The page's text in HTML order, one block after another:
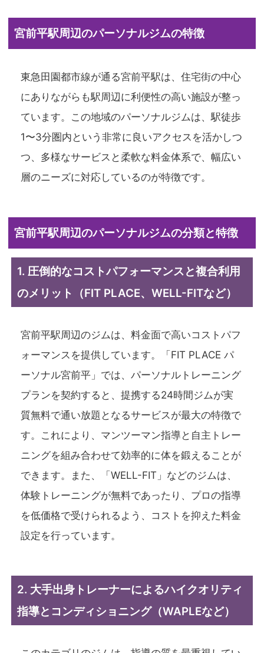
宮前平駅周辺のパーソナルジムの特徴
東急田園都市線が通る宮前平駅は、住宅街の中心
にありながらも駅周辺に利便性の高い施設が整っ
ています。この地域のパーソナルジムは、駅徒歩
1〜3分圏内という非常に良いアクセスを活かしつ
つ、多様なサービスと柔軟な料金体系で、幅広い
層のニーズに対応しているのが特徴です。
宮前平駅周辺のパーソナルジムの分類と特徴
1. 圧倒的なコストパフォーマンスと複合利用
のメリット（FIT PLACE、WELL-FITなど）
宮前平駅周辺のジムは、料金面で高いコストパフ
ォーマンスを提供しています。「FIT PLACE パ
ーソナル宮前平」では、パーソナルトレーニング
プランを契約すると、提携する24時間ジムが実
質無料で通い放題となるサービスが最大の特徴で
す。これにより、マンツーマン指導と自主トレー
ニングを組み合わせて効率的に体を鍛えることが
できます。また、「WELL-FIT」などのジムは、
体験トレーニングが無料であったり、プロの指導
を低価格で受けられるよう、コストを抑えた料金
設定を行っています。
2. 大手出身トレーナーによるハイクオリティ
指導とコンディショニング（WAPLEなど）